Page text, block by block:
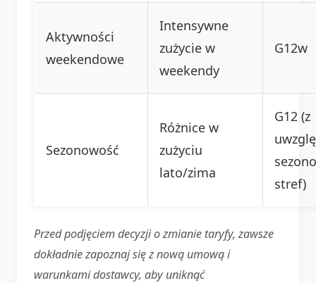
Aktywności
weekendowe
Intensywne
zużycie w
weekendy
G12w
Sezonowość
Różnice w
zużyciu
lato/zima
G12 (z
stref)
Przed podjęciem decyzji o zmianie taryfy, zawsze
dokładnie zapoznaj się z nową umową i
warunkami dostawcy, aby uniknąć